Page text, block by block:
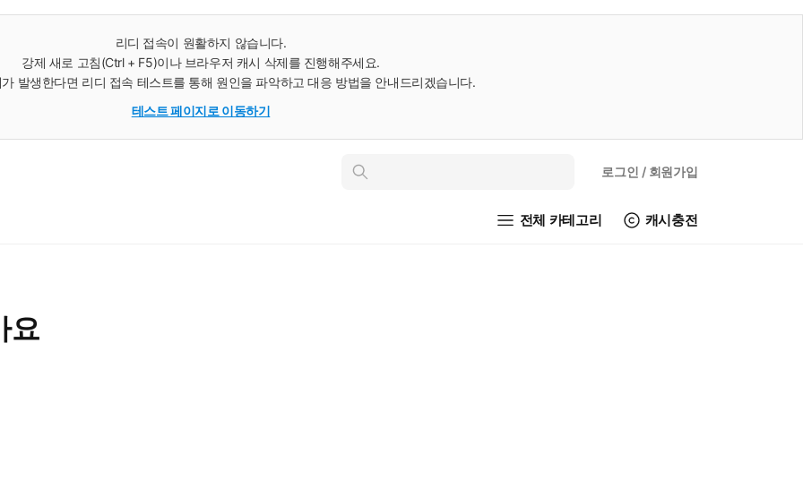
리디 접속이 원활하지 않습니다.
강제 새로 고침(Ctrl + F5)이나 브라우저 캐시 삭제를 진행해주세요.
발생한다면 리디 접속 테스트를 통해 원인을 파악하고 대응 방법을 안내드리겠습니다.
테스트 페이지로 이동하기
인
로그인 / 회원가입
전체 카테고리 캐시충전
요